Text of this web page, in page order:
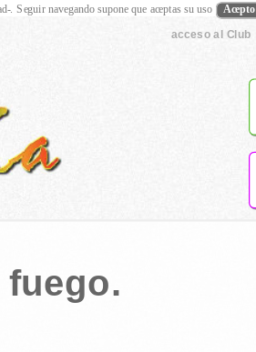
acceso al Club
Seguir navegando supone que aceptas su uso Acepto